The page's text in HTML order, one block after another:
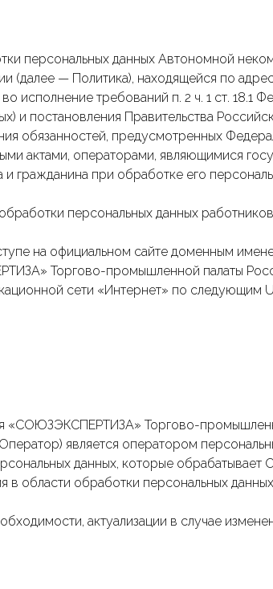
персональных данных Автономной
— Политика), находящейся по
исполнение требований п. 2 ч. 1 ст.
и постановления Правительства
обязанностей, предусмотренных
актами, операторами, являющимися
гражданина при обработке его
персональных данных
на официальном сайте доменным
Торгово-промышленной палаты
сети «Интернет» по следующим
«СОЮЗЭКСПЕРТИЗА» Торгово-
является оператором
данных, которые обрабатывает
в области обработки персональных
актуализации в случае